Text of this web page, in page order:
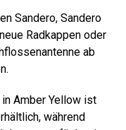
Sandero, Sandero
Radkappen oder
ab
Amber Yellow ist
während